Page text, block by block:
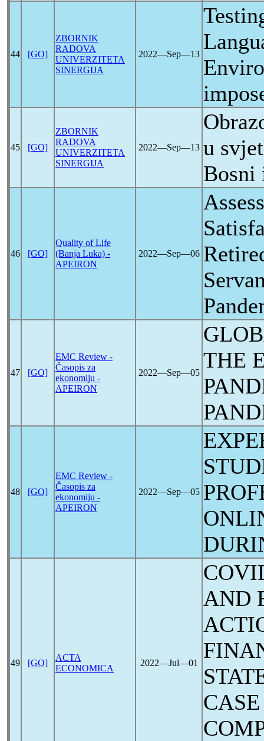
44 [GO]
ZBORNIK
RADOVA
UNIVERZITETA
SINERGIJA
2022―Sep―13
45 [GO]
ZBORNIK
RADOVA
UNIVERZITETA
SINERGIJA
2022―Sep―13 u
Bosni
46 [GO]
Quality of Life
(Banja Luka) -
APEIRON
2022―Sep―06
47 [GO]
EMC Review -
Časopis za
ekonomiju -
APEIRON
2022―Sep―05
THE
48 [GO]
EMC Review -
Časopis za
ekonomiju -
APEIRON
2022―Sep―05
49 [GO]
ACTA
ECONOMICA
2022―Jul―01
AND